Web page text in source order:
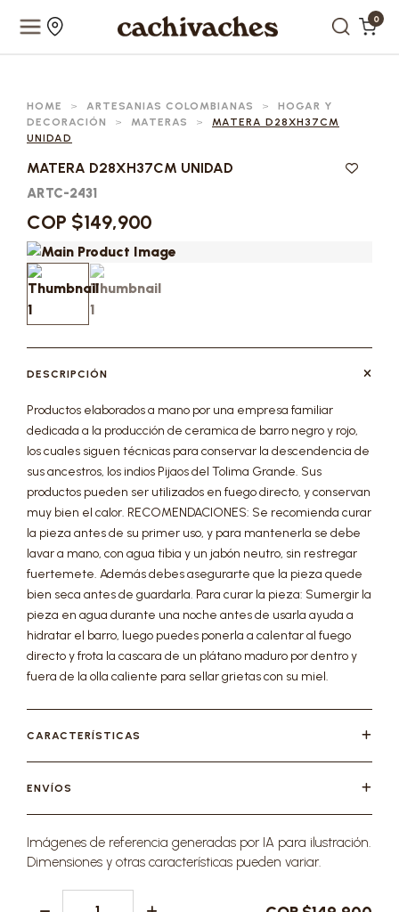
0
HOME > ARTESANIAS COLOMBIANAS >
HOGAR Y
DECORACIÓN
> MATERAS >
MATERA D28XH37CM
UNIDAD
MATERA D28XH37CM UNIDAD
ARTC-2431
COP $149,900
DESCRIPCIÓN
Productos elaborados a mano por una empresa familiar
dedicada a la producción de ceramica de barro negro y rojo,
los cuales siguen técnicas para conservar la descendencia de
sus ancestros, los indios Pijaos del Tolima Grande. Sus
productos pueden ser utilizados en fuego directo, y conservan
muy bien el calor. RECOMENDACIONES: Se recomienda curar
la pieza antes de su primer uso, y para mantenerla se debe
lavar a mano, con agua tibia y un jabón neutro, sin restregar
fuertemete. Además debes asegurarte que la pieza quede
bien seca antes de guardarla. Para curar la pieza: Sumergir la
pieza en agua durante una noche antes de usarla ayuda a
hidratar el barro, luego puedes ponerla a calentar al fuego
directo y frota la cascara de un plátano maduro por dentro y
fuera de la olla caliente para sellar grietas con su miel.
CARACTERÍSTICAS
ENVÍOS
Imágenes de referencia generadas por IA para ilustración.
Dimensiones y otras características pueden variar.